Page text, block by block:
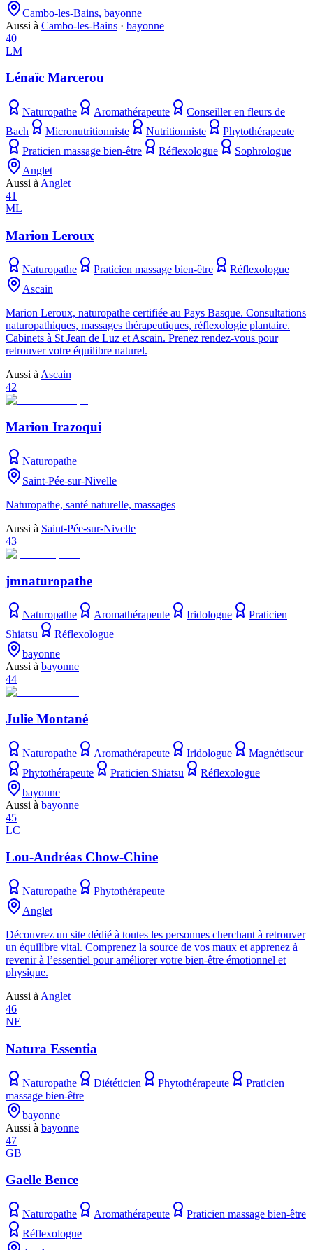
Cambo-les-Bains, bayonne
Aussi à Cambo-les-Bains · bayonne
40
LM
Lénaïc Marcerou
Naturopathe Aromathérapeute
Conseiller en fleurs de
Bach
Micronutritionniste Nutritionniste
Phytothérapeute
Praticien massage bien-être
Réflexologue
Sophrologue
Anglet
Aussi à Anglet
41
ML
Marion Leroux
Naturopathe Praticien massage bien-être
Réflexologue
Ascain
Marion Leroux, naturopathe certifiée au Pays Basque. Consultations
naturopathiques, massages thérapeutiques, réflexologie plantaire.
Cabinets à St Jean de Luz et Ascain. Prenez rendez-vous pour
retrouver votre équilibre naturel.
Aussi àAscain
42
Marion Irazoqui
Naturopathe
Saint-Pée-sur-Nivelle
Naturopathe, santé naturelle, massages
Aussi à Saint-Pée-sur-Nivelle
43
jmnaturopathe
Naturopathe Aromathérapeute Iridologue
Praticien
Shiatsu
Réflexologue
bayonne
Aussi à bayonne
44
Julie Montané
Naturopathe Aromathérapeute Iridologue
Magnétiseur
Phytothérapeute
Praticien Shiatsu
Réflexologue
bayonne
Aussi à bayonne
45
LC
Lou-Andréas Chow-Chine
Naturopathe
Phytothérapeute
Anglet
Découvrez un site dédié à toutes les personnes cherchant à retrouver
un équilibre vital. Comprenez la source de vos maux et apprenez à
revenir à l’essentiel pour améliorer votre bien-être émotionnel et
physique.
Aussi à Anglet
46
NE
Natura Essentia
Naturopathe Diététicien Phytothérapeute
Praticien
massage bien-être
bayonne
Aussi à bayonne
47
GB
Gaelle Bence
Naturopathe Aromathérapeute
Praticien massage bien-être
Réflexologue